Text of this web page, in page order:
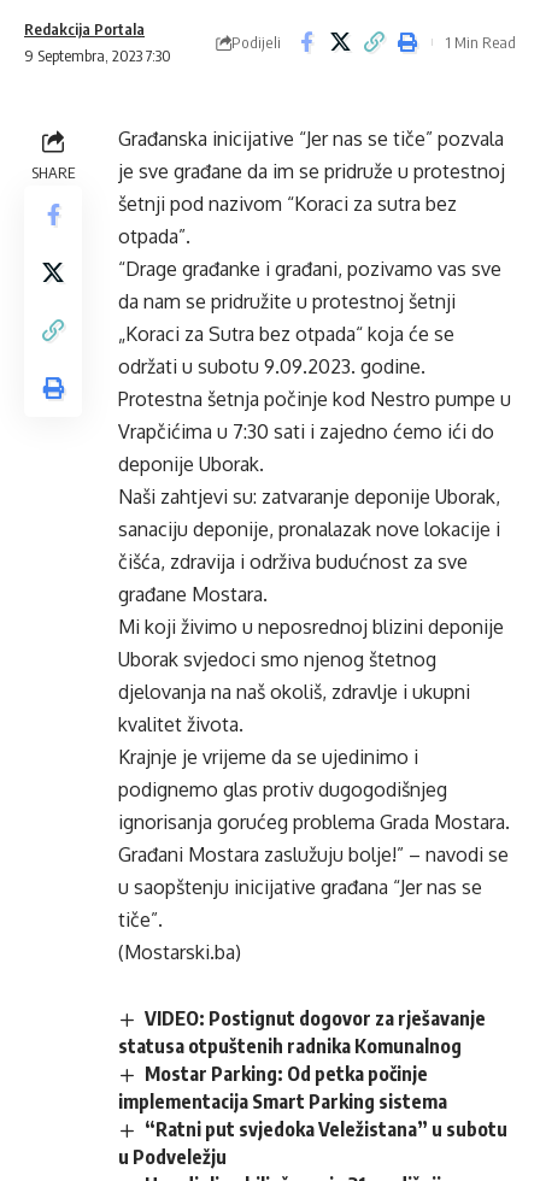
9 Septembra, 2023 7:30
Redakcija Portala
Podijeli 1 Min Read
SHARE
Građanska inicijative “Jer nas se tiče” pozvala
je sve građane da im se pridruže u protestnoj
šetnji pod nazivom “Koraci za sutra bez
otpada”.
“Drage građanke i građani, pozivamo vas sve
da nam se pridružite u protestnoj šetnji
„Koraci za Sutra bez otpada“ koja će se
održati u subotu 9.09.2023. godine.
Protestna šetnja počinje kod Nestro pumpe u
Vrapčićima u 7:30 sati i zajedno ćemo ići do
deponije Uborak.
Naši zahtjevi su: zatvaranje deponije Uborak,
sanaciju deponije, pronalazak nove lokacije i
čišća, zdravija i održiva budućnost za sve
građane Mostara.
Mi koji živimo u neposrednoj blizini deponije
Uborak svjedoci smo njenog štetnog
djelovanja na naš okoliš, zdravlje i ukupni
kvalitet života.
Krajnje je vrijeme da se ujedinimo i
podignemo glas protiv dugogodišnjeg
ignorisanja gorućeg problema Grada Mostara.
Građani Mostara zaslužuju bolje!” – navodi se
u saopštenju inicijative građana “Jer nas se
tiče”.
(Mostarski.ba)
VIDEO: Postignut dogovor za rješavanje
statusa otpuštenih radnika Komunalnog
Mostar Parking: Od petka počinje
implementacija Smart Parking sistema
“Ratni put svjedoka Veležistana” u subotu
u Podveležju